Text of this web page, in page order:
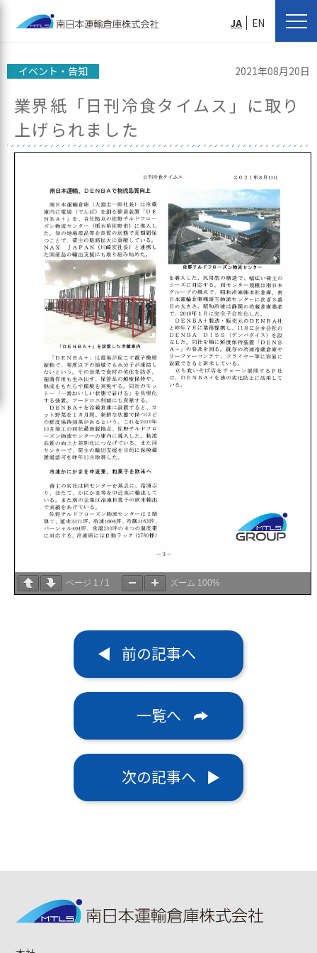
JA EN
イベント・告知 2021年08月20日
業界紙「日刊冷食タイムス」に取り
上げられました
ページ 1 / 1 ズーム 100%
前の記事へ
一覧へ
次の記事へ